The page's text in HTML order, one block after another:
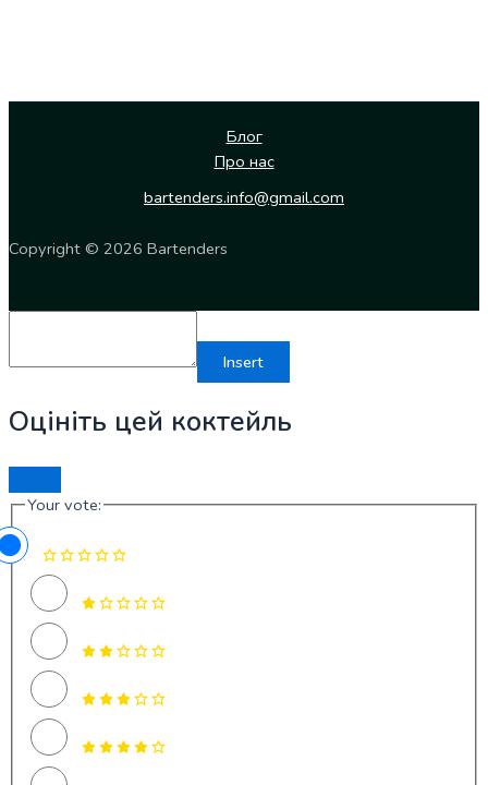
Блог
Про нас
bartenders.info@gmail.com
Copyright © 2026 Bartenders
Insert
Оцініть цей коктейль
Your vote: